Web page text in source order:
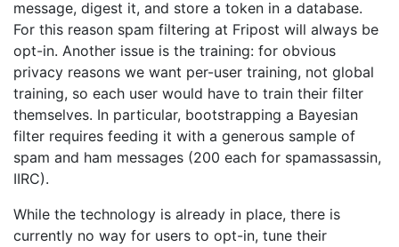
message, digest it, and store a token in a database.
For this reason spam filtering at Fripost will always be
opt-in. Another issue is the training: for obvious
privacy reasons we want per-user training, not global
training, so each user would have to train their filter
themselves. In particular, bootstrapping a Bayesian
filter requires feeding it with a generous sample of
spam and ham messages (200 each for spamassassin,
IIRC).
While the technology is already in place, there is
currently no way for users to opt-in, tune their